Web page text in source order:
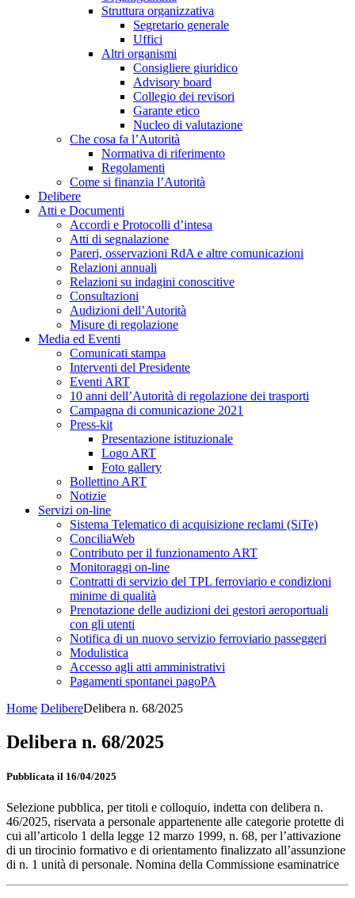
Struttura organizzativa
Segretario generale
Uffici
Altri organismi
Consigliere giuridico
Advisory board
Collegio dei revisori
Garante etico
Nucleo di valutazione
Che cosa fa l’Autorità
Normativa di riferimento
Regolamenti
Come si finanzia l’Autorità
Delibere
Atti e Documenti
Accordi e Protocolli d’intesa
Atti di segnalazione
Pareri, osservazioni RdA e altre comunicazioni
Relazioni annuali
Relazioni su indagini conoscitive
Consultazioni
Audizioni dell’Autorità
Misure di regolazione
Media ed Eventi
Comunicati stampa
Interventi del Presidente
Eventi ART
10 anni dell’Autorità di regolazione dei trasporti
Campagna di comunicazione 2021
Press-kit
Presentazione istituzionale
Logo ART
Foto gallery
Bollettino ART
Notizie
Servizi on-line
Sistema Telematico di acquisizione reclami (SiTe)
ConciliaWeb
Contributo per il funzionamento ART
Monitoraggi on-line
Contratti di servizio del TPL ferroviario e condizioni
minime di qualità
Prenotazione delle audizioni dei gestori aeroportuali
con gli utenti
Notifica di un nuovo servizio ferroviario passeggeri
Modulistica
Accesso agli atti amministrativi
Pagamenti spontanei pagoPA
Home DelibereDelibera n. 68/2025
Delibera n. 68/2025
Pubblicata il 16/04/2025
Selezione pubblica, per titoli e colloquio, indetta con delibera n.
46/2025, riservata a personale appartenente alle categorie protette di
cui all’articolo 1 della legge 12 marzo 1999, n. 68, per l’attivazione
di un tirocinio formativo e di orientamento finalizzato all’assunzione
di n. 1 unità di personale. Nomina della Commissione esaminatrice